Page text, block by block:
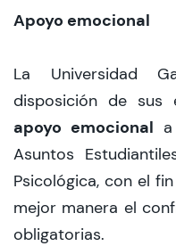
Apoyo emocional
La Universidad
disposición de sus
apoyo emocional
Asuntos
Psicológica, con el
mejor manera el
obligatorias.